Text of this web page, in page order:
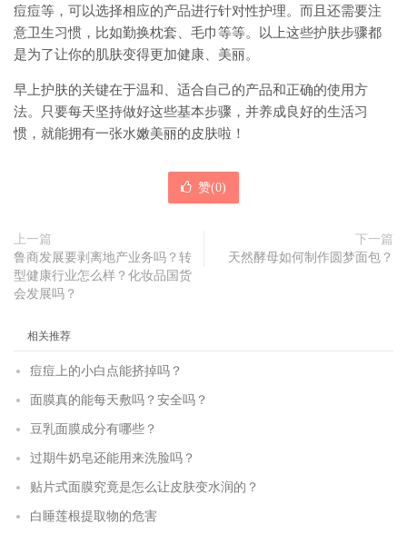
痘痘等，可以选择相应的产品进行针对性护理。而且还需要注
意卫生习惯，比如勤换枕套、毛巾等等。以上这些护肤步骤都
是为了让你的肌肤变得更加健康、美丽。
早上护肤的关键在于温和、适合自己的产品和正确的使用方
法。只要每天坚持做好这些基本步骤，并养成良好的生活习
惯，就能拥有一张水嫩美丽的皮肤啦！
赞(0)
上一篇
鲁商发展要剥离地产业务吗？转
型健康行业怎么样？化妆品国货
会发展吗？
下一篇
天然酵母如何制作圆梦面包？
相关推荐
痘痘上的小白点能挤掉吗？
面膜真的能每天敷吗？安全吗？
豆乳面膜成分有哪些？
过期牛奶皂还能用来洗脸吗？
贴片式面膜究竟是怎么让皮肤变水润的？
白睡莲根提取物的危害